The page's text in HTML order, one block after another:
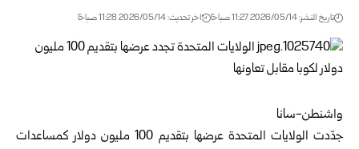
تاريخ النشر: 2026/05/14 11:27 صباحًا اخر تحديث: 2026/05/14 11:28 صباحًا
واشنطن-سانا‏
جدّدت الولايات المتحدة عرضها بتقديم 100 مليون دولار كمساعدات